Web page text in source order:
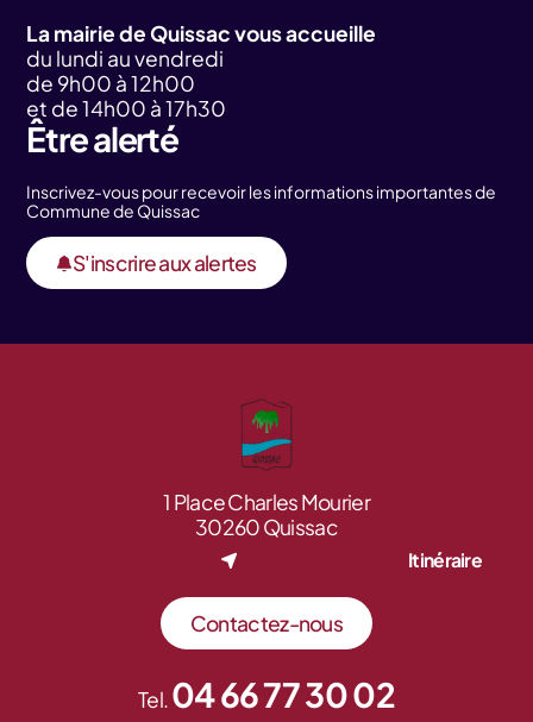
La mairie de Quissac vous accueille
du lundi au vendredi
de 9h00 à 12h00
et de 14h00 à 17h30
Être alerté
Inscrivez-vous pour recevoir les informations importantes de
Commune de Quissac
S'inscrire aux alertes
1 Place Charles Mourier
30260 Quissac
Itinéraire
Contactez-nous
Tel.04 66 77 30 02